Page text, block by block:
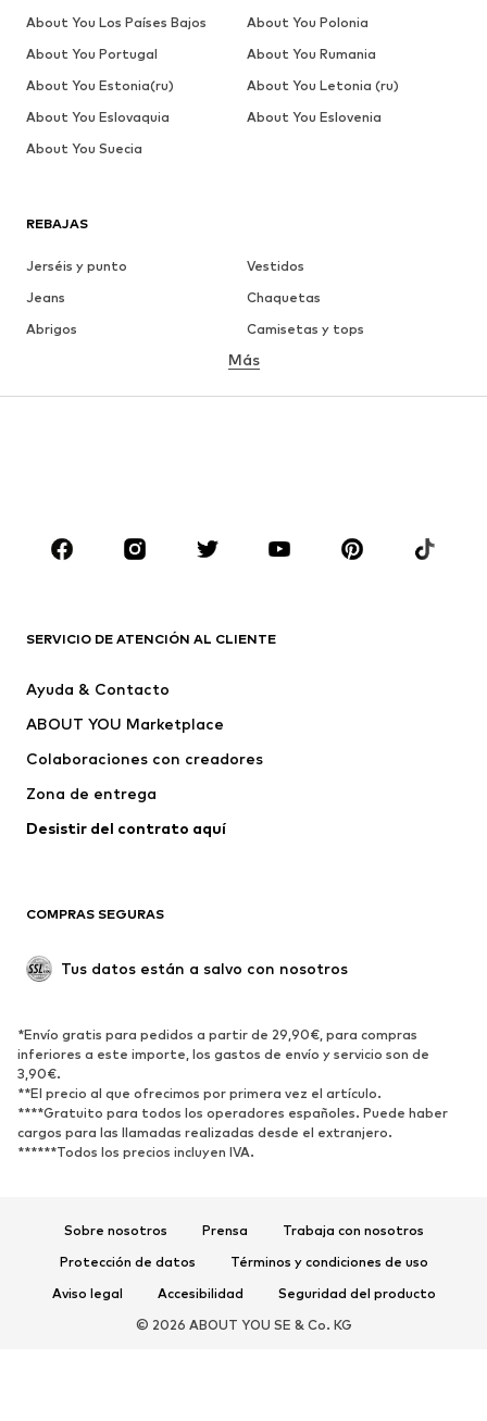
REBAJAS
Jerséis y punto
Vestidos
Jeans
Chaquetas
Abrigos
Camisetas y tops
Ropa interior
Zapatos
Deporte
Vestidos
Camisetas y tops
Chaquetas
Jerséis y punto
Ropa interior
Abrigos
Tallas grandes
Reciclado
ZAPATOS
Nuevo
Zapatillas de deporte
Botines
Zapatos de tacón y plataforma Botas
Zapatillas de casa
Exclusivo
Más
SERVICIO DE ATENCIÓN AL CLIENTE
Ayuda & Contacto
ABOUT YOU Marketplace
Colaboraciones con creadores
Zona de entrega
Desistir del contrato aquí
COMPRAS SEGURAS
Tus datos están a salvo con nosotros
*Envío gratis para pedidos a partir de 29,90€, para compras
inferiores a este importe, los gastos de envío y servicio son de
3,90€.
**El precio al que ofrecimos por primera vez el artículo.
****Gratuito para todos los operadores españoles. Puede haber
cargos para las llamadas realizadas desde el extranjero.
******Todos los precios incluyen IVA.
Sobre nosotros Prensa
Trabaja con nosotros
Protección de datos
Términos y condiciones de uso
Aviso legal
Accesibilidad
Seguridad del producto
© 2026 ABOUT YOU SE & Co. KG
About You Los Países Bajos
About You Polonia
About You Portugal
About You Rumania
About You Estonia(ru)
About You Letonia (ru)
About You Eslovaquia
About You Eslovenia
About You Suecia